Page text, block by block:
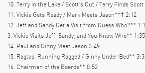
10. Terry in the Lake / Scott’s Out / Terry Finds Scott
11. Vickie Gets Ready / Mark Meets Jason**† 2:12
12. Jeff and Sandy Get a Visit from Guess Who?**
3. Vickie Visits Jeff, Sandy, and You Know Who** 1:35
14. Paul and Ginny Meet Jason 3:49
15. Ragtop, Running Ragged / Ginny Under Bed**
16. Chairman of the Boards** 0:52